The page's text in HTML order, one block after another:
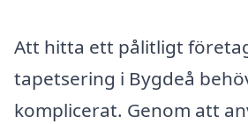
Att hitta ett pålitligt
tapetsering i Bygdeå
komplicerat. Genom att